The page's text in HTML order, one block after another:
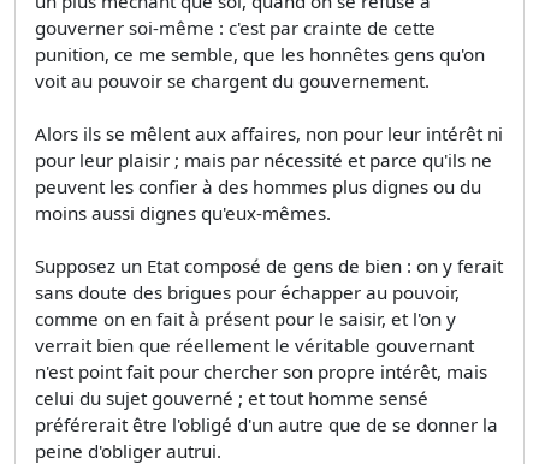
gouverner soi-même : c'est par crainte de cette
punition, ce me semble, que les honnêtes gens qu'on
voit au pouvoir se chargent du gouvernement.
Alors ils se mêlent aux affaires, non pour leur intérêt ni
pour leur plaisir ; mais par nécessité et parce qu'ils ne
peuvent les confier à des hommes plus dignes ou du
moins aussi dignes qu'eux-mêmes.
Supposez un Etat composé de gens de bien : on y ferait
sans doute des brigues pour échapper au pouvoir,
comme on en fait à présent pour le saisir, et l'on y
verrait bien que réellement le véritable gouvernant
n'est point fait pour chercher son propre intérêt, mais
celui du sujet gouverné ; et tout homme sensé
préférerait être l'obligé d'un autre que de se donner la
peine d'obliger autrui.